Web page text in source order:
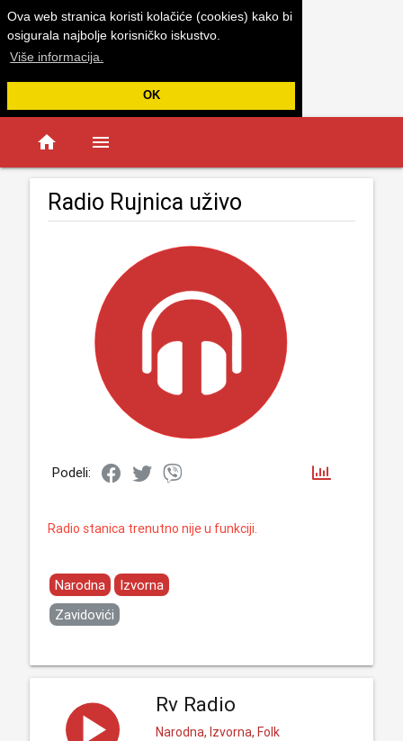
Ova web stranica koristi kolačiće (cookies) kako bi
osigurala najbolje korisničko iskustvo.
Više informacija.
OK
home menu
Radio Rujnica uživo
Podeli:
Radio stanica trenutno nije u funkciji.
Narodna
Izvorna
Zavidovići
Rv Radio
Narodna, Izvorna, Folk